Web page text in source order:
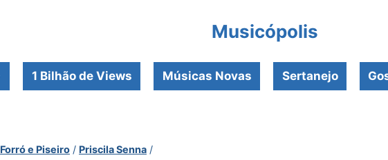
Musicópolis
1 Bilhão de Views Músicas Novas Sertanejo
Forró e Piseiro / Priscila Senna /